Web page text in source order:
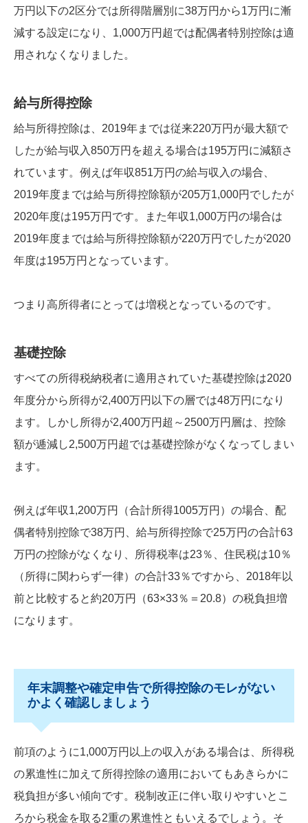
万円以下の2区分では所得階層別に38万円から1万円に漸
減する設定になり、1,000万円超では配偶者特別控除は適
用されなくなりました。
給与所得控除
給与所得控除は、2019年までは従来220万円が最大額で
したが給与収入850万円を超える場合は195万円に減額さ
れています。例えば年収851万円の給与収入の場合、
2019年度までは給与所得控除額が205万1,000円でしたが
2020年度は195万円です。また年収1,000万円の場合は
2019年度までは給与所得控除額が220万円でしたが2020
年度は195万円となっています。
つまり高所得者にとっては増税となっているのです。
基礎控除
すべての所得税納税者に適用されていた基礎控除は2020
年度分から所得が2,400万円以下の層では48万円になり
ます。しかし所得が2,400万円超～2500万円層は、控除
額が逓減し2,500万円超では基礎控除がなくなってしまい
ます。
例えば年収1,200万円（合計所得1005万円）の場合、配
偶者特別控除で38万円、給与所得控除で25万円の合計63
万円の控除がなくなり、所得税率は23％、住民税は10％
（所得に関わらず一律）の合計33％ですから、2018年以
前と比較すると約20万円（63×33％＝20.8）の税負担増
になります。
年末調整や確定申告で所得控除のモレがない
かよく確認しましょう
前項のように1,000万円以上の収入がある場合は、所得税
の累進性に加えて所得控除の適用においてもあきらかに
税負担が多い傾向です。税制改正に伴い取りやすいとこ
ろから税金を取る2重の累進性ともいえるでしょう。そ